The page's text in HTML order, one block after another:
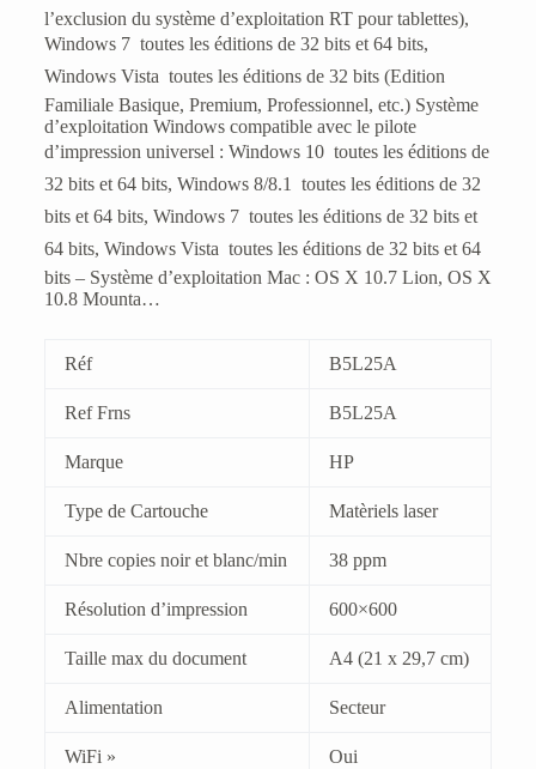
l’exclusion du système d’exploitation RT pour tablettes),
Windows 7  toutes les éditions de 32 bits et 64 bits,
Windows Vista  toutes les éditions de 32 bits (Edition
Familiale Basique, Premium, Professionnel, etc.) Système
d’exploitation Windows compatible avec le pilote
d’impression universel : Windows 10  toutes les éditions de
32 bits et 64 bits, Windows 8/8.1  toutes les éditions de 32
bits et 64 bits, Windows 7  toutes les éditions de 32 bits et
64 bits, Windows Vista  toutes les éditions de 32 bits et 64
bits – Système d’exploitation Mac : OS X 10.7 Lion, OS X
10.8 Mounta…
Réf B5L25A
Ref Frns B5L25A
Marque HP
Type de Cartouche Matèriels laser
Nbre copies noir et blanc/min 38 ppm
Résolution d’impression 600×600
Taille max du document A4 (21 x 29,7 cm)
Alimentation Secteur
WiFi » Oui